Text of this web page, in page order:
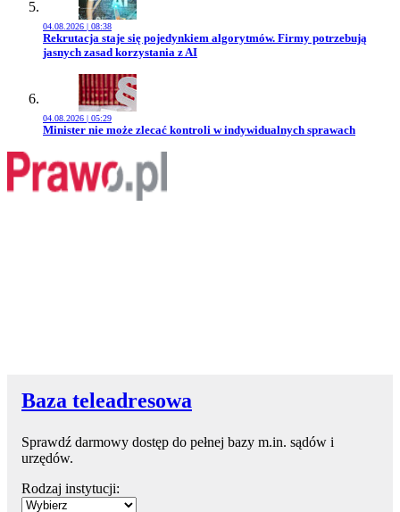
04.08.2026 | 08:38
Przejdź do artykułu:
Rekrutacja staje się pojedynkiem algorytmów. Firmy potrzebują
jasnych zasad korzystania z AI
04.08.2026 | 05:29
Przejdź do artykułu:
Minister nie może zlecać kontroli w indywidualnych sprawach
Baza teleadresowa
Sprawdź darmowy dostęp do pełnej bazy m.in. sądów i
urzędów.
Rodzaj instytucji: